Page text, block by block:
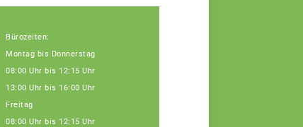
Bürozeiten:
Montag bis Donnerstag
08:00 Uhr bis 12:15 Uhr
13:00 Uhr bis 16:00 Uhr
Freitag
08:00 Uhr bis 12:15 Uhr